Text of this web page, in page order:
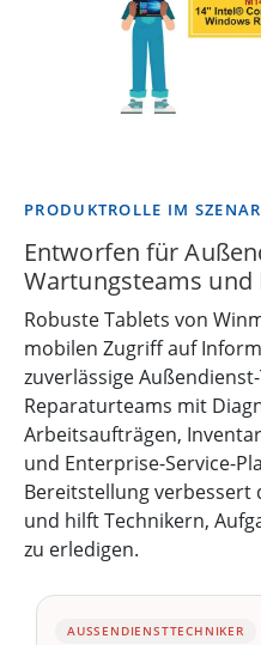
PRODUKTROLLE IM
Entworfen für
Wartungsteams
Robuste Tablets von
mobilen Zugriff auf
zuverlässige
Reparaturteams mit
Arbeitsaufträgen,
und Enterprise-Service-
Bereitstellung verbessert
und hilft Technikern,
zu erledigen.
AUSSENDIENSTTECHNIKER